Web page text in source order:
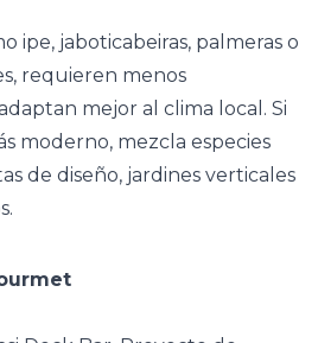
ipe, jaboticabeiras, palmeras o
requieren menos
mejor al clima local. Si
moderno, mezcla especies
de diseño, jardines verticales